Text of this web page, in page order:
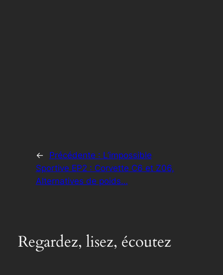
← Précédente : L’impossible
Sportive EP2 : Corvette C6 et Z06,
Alternatives de poids…
Regardez, lisez, écoutez